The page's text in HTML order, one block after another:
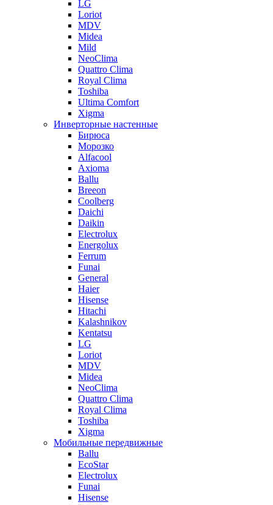
LG
Loriot
MDV
Midea
Mild
NeoClima
Quattro Clima
Royal Clima
Toshiba
Ultima Comfort
Xigma
Инверторные настенные
Бирюса
Морозко
Alfacool
Axioma
Ballu
Breeon
Coolberg
Daichi
Daikin
Electrolux
Energolux
Ferrum
Funai
General
Haier
Hisense
Hitachi
Kalashnikov
Kentatsu
LG
Loriot
MDV
Midea
NeoClima
Quattro Clima
Royal Clima
Toshiba
Xigma
Мобильные передвижные
Ballu
EcoStar
Electrolux
Funai
Hisense